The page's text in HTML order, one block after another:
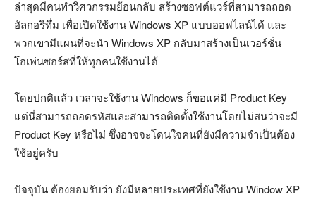
ล่าสุดมีคนทำวิศวกรรมย้อนกลับ สร้างซอฟต์แวร์ที่สามารถถอด
อัลกอริทึ่ม เพื่อเปิดใช้งาน Windows XP แบบออฟไลน์ได้ และ
พวกเขามีแผนที่จะนำ Windows XP กลับมาสร้างเป็นเวอร์ชั่น
โอเพ่นซอร์สที่ให้ทุกคนใช้งานได้
โดยปกติแล้ว เวลาจะใช้งาน Windows ก็ขอแค่มี Product Key
แต่นี่สามารถถอดรหัสและสามารถติดตั้งใช้งานโดยไม่สนว่าจะมี
Product Key หรือไม่ ซึ่งอาจจะโดนใจคนที่ยังมีความจำเป็นต้อง
ใช้อยู่ครับ
ปัจจุบัน ต้องยอมรับว่า ยังมีหลายประเทศที่ยังใช้งาน Window XP